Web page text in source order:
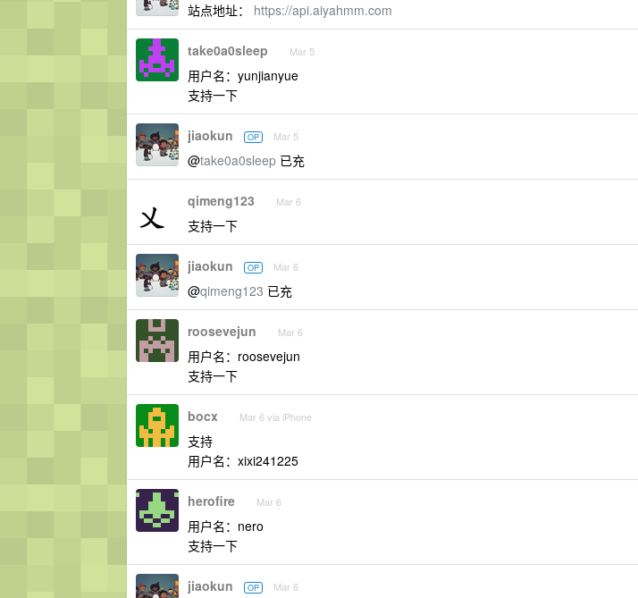
站点地址： https://api.aiyahmm.com
take0a0sleep Mar 5
用户名：yunjianyue
支持一下
jiaokun OP Mar 5
@take0a0sleep 已充
qimeng123 Mar 6
支持一下
jiaokun OP Mar 6
@qimeng123 已充
roosevejun Mar 6
用户名：roosevejun
支持一下
bocx Mar 6 via iPhone
支持
用户名：xixi241225
herofire Mar 6
用户名：nero
支持一下
jiaokun OP Mar 6